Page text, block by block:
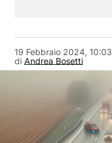
di Andrea Bosetti
19 Febbraio 2024, 10:03